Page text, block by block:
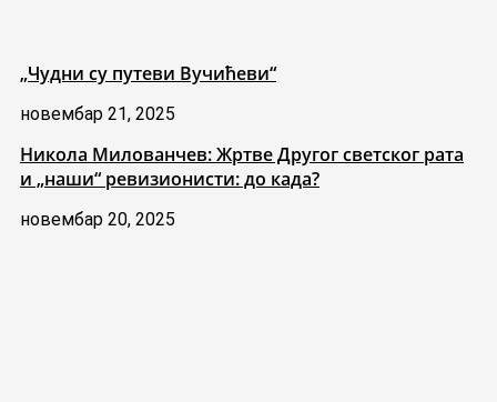
„Чудни су путеви Вучићеви“
новембар 21, 2025
Никола Милованчев: Жртве Другог светског рата
и „наши“ ревизионисти: до када?
новембар 20, 2025